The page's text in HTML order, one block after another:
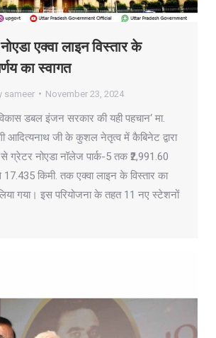
एक्वा लाइन विस्तार के
का स्वागत
sameer November 23, 2024
डबल इंजन सरकार की यही पहचान‘ मा.
आदित्यनाथ जी के कुशल नेतृत्व में कैबिनेट द्वारा
ग्रेटर नोएडा नॉलेज पार्क-5 तक ₹2,991.60
किमी. तक एक्वा लाइन के विस्तार का
लिया गया। इस परियोजना के तहत 11 नए स्टेशनों